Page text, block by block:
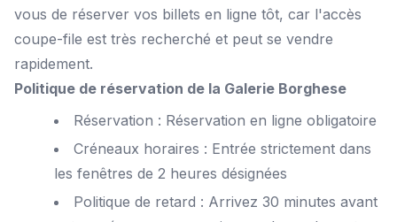
vous de réserver vos billets en ligne tôt, car l'accès
coupe-file est très recherché et peut se vendre
rapidement.
Politique de réservation de la Galerie Borghese
‍Réservation : Réservation en ligne obligatoire
Créneaux horaires : Entrée strictement dans
les fenêtres de 2 heures désignées‍
Politique de retard : Arrivez 30 minutes avant